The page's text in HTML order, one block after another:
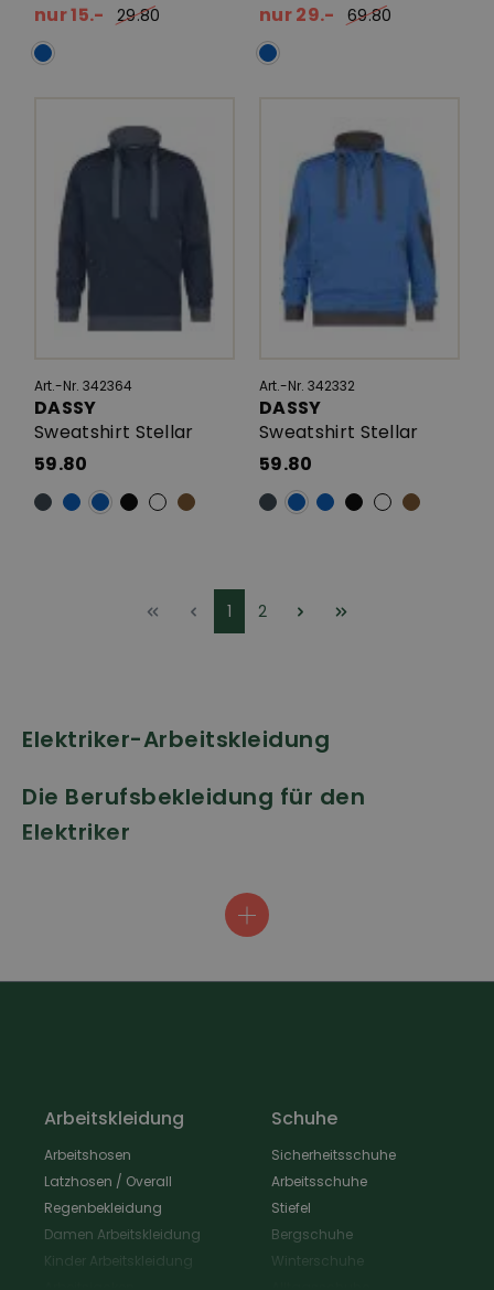
nur 15.-
29.80
nur 29.-
69.80
Art.-Nr. 342364
DASSY
Sweatshirt Stellar
59.80
Art.-Nr. 342332
DASSY
Sweatshirt Stellar
59.80
1 2
Elektriker-Arbeitskleidung
Die Berufsbekleidung für den
Elektriker
solides Gewebe, eine robuste Kniepartie mit Knietaschen
und dank des richtigen Schnitts die nötige Flexibilität für
Schraubenzieher oder anderes Kleinwerkzeug in den
Arbeitskleidung
Arbeitshosen
Latzhosen / Overall
Regenbekleidung
Damen Arbeitskleidung
Kinder Arbeitskleidung
Schuhe
Sicherheitsschuhe
Arbeitsschuhe
Stiefel
Bergschuhe
Winterschuhe